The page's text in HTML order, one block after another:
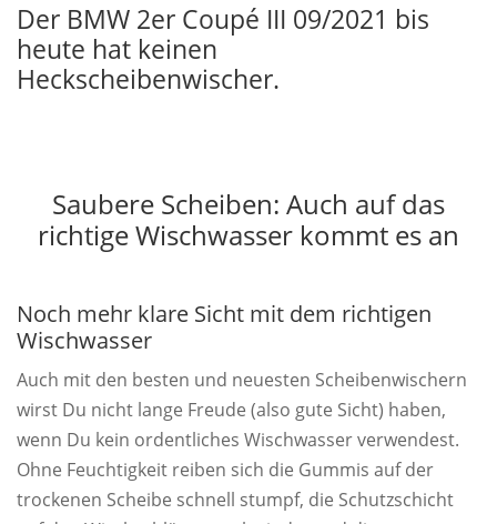
Der BMW 2er Coupé III 09/2021 bis
heute hat keinen
Heckscheibenwischer.
Saubere Scheiben: Auch auf das
richtige Wischwasser kommt es an
Noch mehr klare Sicht mit dem richtigen
Wischwasser
Auch mit den besten und neuesten Scheibenwischern
wirst Du nicht lange Freude (also gute Sicht) haben,
wenn Du kein ordentliches Wischwasser verwendest.
Ohne Feuchtigkeit reiben sich die Gummis auf der
trockenen Scheibe schnell stumpf, die Schutzschicht